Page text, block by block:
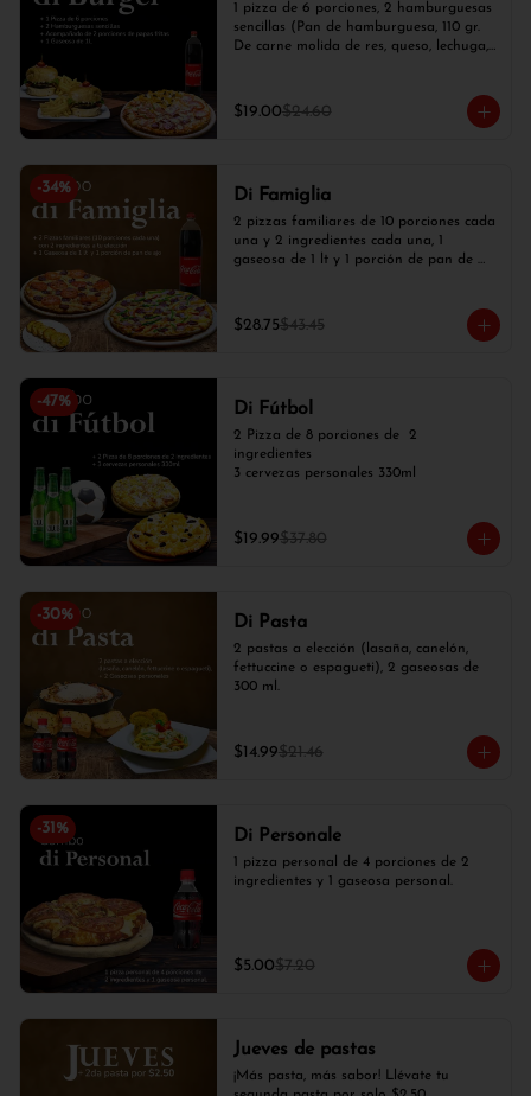
1 pizza de 6 porciones, 2 hamburguesas
sencillas (Pan de hamburguesa, 110 gr.
De carne molida de res, queso, lechuga,
$19.00$24.60
-34% Di Famiglia
2 pizzas familiares de 10 porciones cada
una y 2 ingredientes cada una, 1
gaseosa de 1 lt y 1 porción de pan de
$28.75$43.45
-47% Di Fútbol
2 Pizza de 8 porciones de  2
ingredientes
3 cervezas personales 330ml
$19.99$37.80
-30% Di Pasta
2 pastas a elección (lasaña, canelón,
fettuccine o espagueti), 2 gaseosas de
300 ml.
$14.99$21.46
-31% Di Personale
1 pizza personal de 4 porciones de 2
ingredientes y 1 gaseosa personal.
$5.00$7.20
Jueves de pastas
¡Más pasta, más sabor! Llévate tu